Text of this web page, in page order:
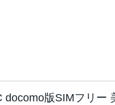
版SIMフリー